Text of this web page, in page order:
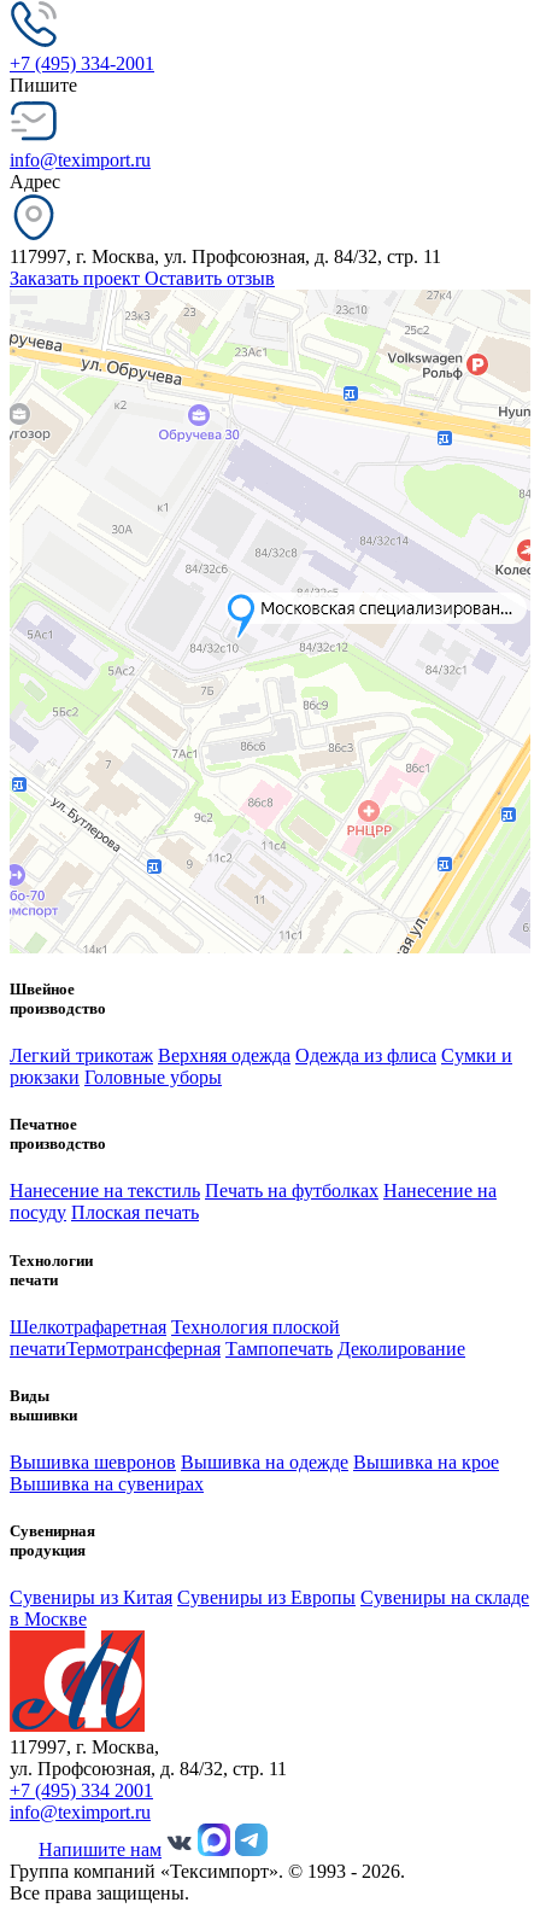
+7 (495) 334-2001
Пишите
info@teximport.ru
Адрес
117997, г. Москва, ул. Профсоюзная, д. 84/32, стр. 11
Заказать проект Оставить отзыв
Швейное
производство
Легкий трикотаж Верхняя одежда Одежда из флиса Сумки и
рюкзаки Головные уборы
Печатное
производство
Нанесение на текстиль Печать на футболках Нанесение на
посуду Плоская печать
Технологии
печати
Шелкотрафаретная Технология плоской
печатиТермотрансферная Тампопечать Деколирование
Виды
вышивки
Вышивка шевронов Вышивка на одежде Вышивка на крое
Вышивка на сувенирах
Сувенирная
продукция
Сувениры из Китая Сувениры из Европы Сувениры на складе
в Москве
117997, г. Москва,
ул. Профсоюзная, д. 84/32, стр. 11
+7 (495) 334 2001
info@teximport.ru
Напишите нам
Группа компаний «Тексимпорт». © 1993 - 2026.
Все права защищены.